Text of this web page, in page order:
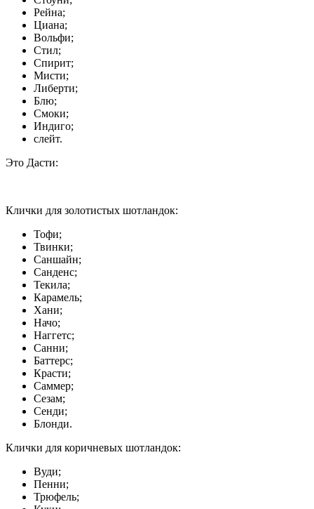
Рейна;
Циана;
Вольфи;
Стил;
Спирит;
Мисти;
Либерти;
Блю;
Смоки;
Индиго;
слейт.
Это Дасти:
Клички для золотистых шотландок:
Тофи;
Твинки;
Саншайн;
Санденс;
Текила;
Карамель;
Хани;
Начо;
Наггетс;
Санни;
Баттерс;
Красти;
Саммер;
Сезам;
Сенди;
Блонди.
Клички для коричневых шотландок:
Вуди;
Пенни;
Трюфель;